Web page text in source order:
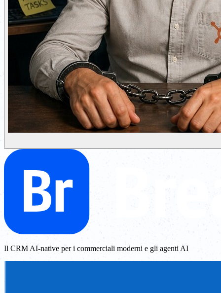
Il CRM AI-native per i commerciali moderni e gli agenti AI